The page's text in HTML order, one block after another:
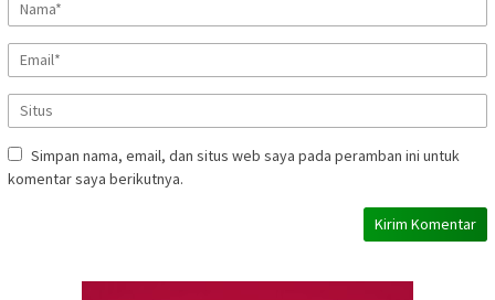
Simpan nama, email, dan situs web saya pada peramban ini untuk
komentar saya berikutnya.